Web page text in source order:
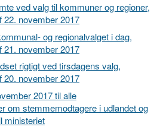
ved valg til kommuner og regioner,
22. november 2017
og regionalvalget i dag,
21. november 2017
rigtigt ved tirsdagens valg,
20. november 2017
2017 til alle
om stemmemodtagere i udlandet og
ministeriet